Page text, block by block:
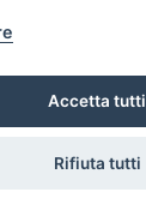
Accetta tutti
Rifiuta tutti